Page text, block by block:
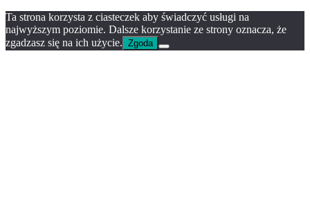
Ta strona korzysta z ciasteczek aby świadczyć usługi na
najwyższym poziomie. Dalsze korzystanie ze strony oznacza, że
zgadzasz się na ich użycie. Zgoda